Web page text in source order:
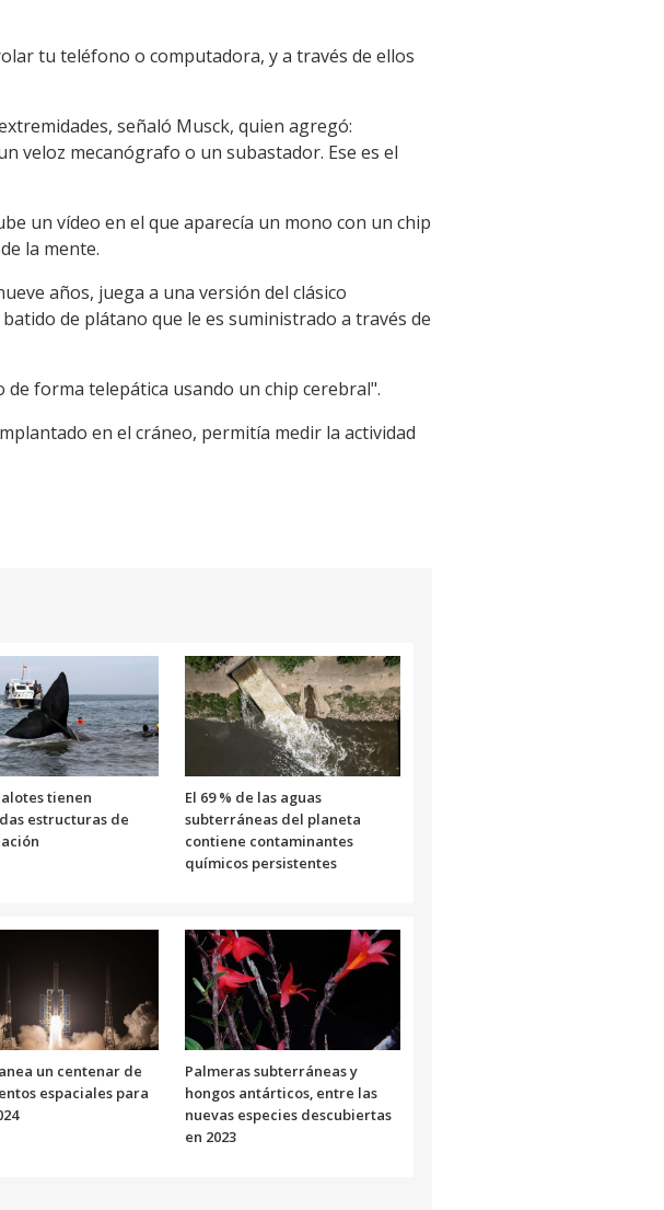
tu teléfono o computadora, y a través de ellos
señaló Musck, quien agregó:
veloz mecanógrafo o un subastador. Ese es el
un vídeo en el que aparecía un mono con un chip
la mente.
años, juega a una versión del clásico
de plátano que le es suministrado a través de
forma telepática usando un chip cerebral".
en el cráneo, permitía medir la actividad
tienen
estructuras de
El 69 % de las aguas
subterráneas del planeta
contiene contaminantes
químicos persistentes
un centenar de
espaciales para
Palmeras subterráneas y
hongos antárticos, entre las
nuevas especies descubiertas
en 2023